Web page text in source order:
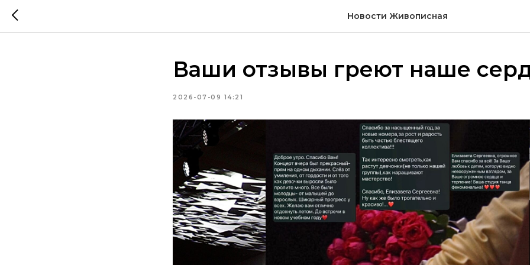
Новости Живописная
Ваши отзывы греют наше
2026-07-09 14:21